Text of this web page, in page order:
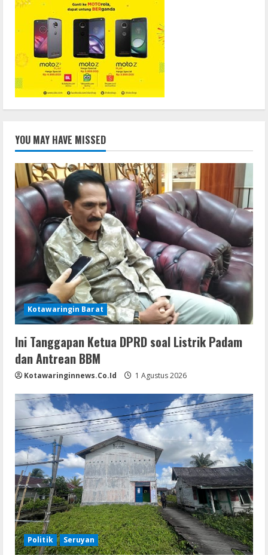
YOU MAY HAVE MISSED
Kotawaringin Barat
Ini Tanggapan Ketua DPRD soal Listrik Padam
dan Antrean BBM
Kotawaringinnews.co.id 1 Agustus 2026
Politik Seruyan